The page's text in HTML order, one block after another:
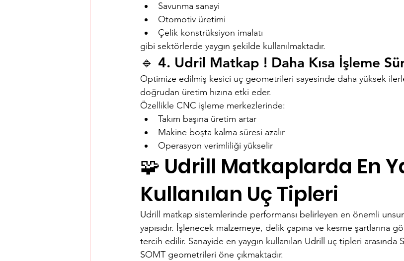
Savunma sanayi
Otomotiv üretimi
Çelik konstrüksiyon imalatı
gibi sektörlerde yaygın şekilde kullanılmaktadır.
🔹 4. Udril Matkap ! Daha Kısa İşleme
Optimize edilmiş kesici uç geometrileri sayesinde daha yüksek
doğrudan üretim hızına etki eder.
Özellikle CNC işleme merkezlerinde:
Takım başına üretim artar
Makine boşta kalma süresi azalır
Operasyon verimliliği yükselir
🧩 Udrill Matkaplarda En
Kullanılan Uç Tipleri
Udrill matkap sistemlerinde performansı belirleyen en önemli
yapısıdır. İşlenecek malzemeye, delik çapına ve kesme şartlarına
tercih edilir. Sanayide en yaygın kullanılan Udrill uç tipleri arasında
SOMT geometrileri öne çıkmaktadır.